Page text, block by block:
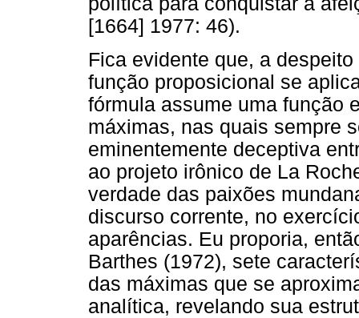
[1664] 1977: 46).
Fica evidente que, a
função proposicional se
fórmula assume uma função
máximas, nas quais sempre
eminentemente deceptiva
ao projeto irônico de La
verdade das paixões
discurso corrente, no
aparências. Eu proporia,
Barthes (1972), sete
das máximas que se
analítica, revelando sua